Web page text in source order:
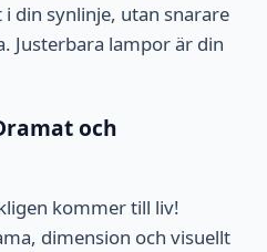
din synlinje, utan snarare
Justerbara lampor är din
och
kommer till liv!
dimension och visuellt